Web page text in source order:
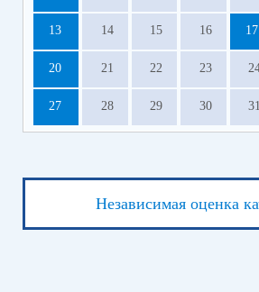
13 14 15 16 17
20 21 22 23
27 28 29 30 31
Независимая оценка